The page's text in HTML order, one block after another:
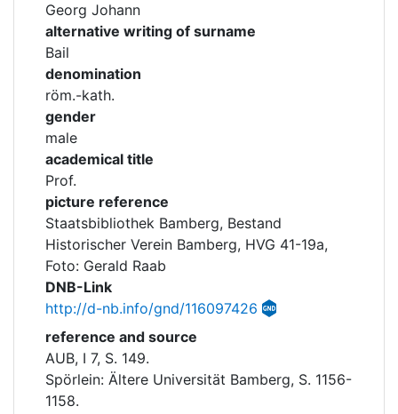
Georg Johann
alternative writing of surname
Bail
denomination
röm.-kath.
gender
male
academical title
Prof.
picture reference
Staatsbibliothek Bamberg, Bestand
Historischer Verein Bamberg, HVG 41-19a,
Foto: Gerald Raab
DNB-Link
http://d-nb.info/gnd/116097426
reference and source
AUB, I 7, S. 149.
Spörlein: Ältere Universität Bamberg, S. 1156-
1158.